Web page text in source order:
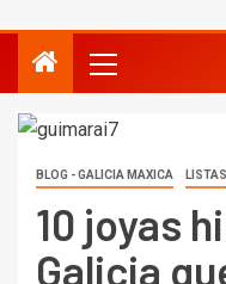
BLOG - GALICIA MAXICA LISTAS
10 joyas
Galicia